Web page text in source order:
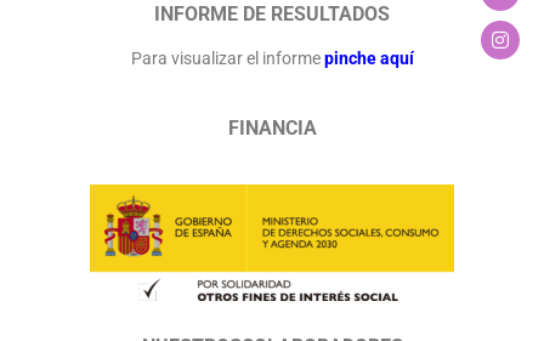
INFORME DE RESULTADOS
Para visualizar el informe pinche aquí
FINANCIA